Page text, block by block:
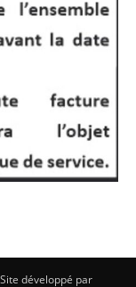
développé par